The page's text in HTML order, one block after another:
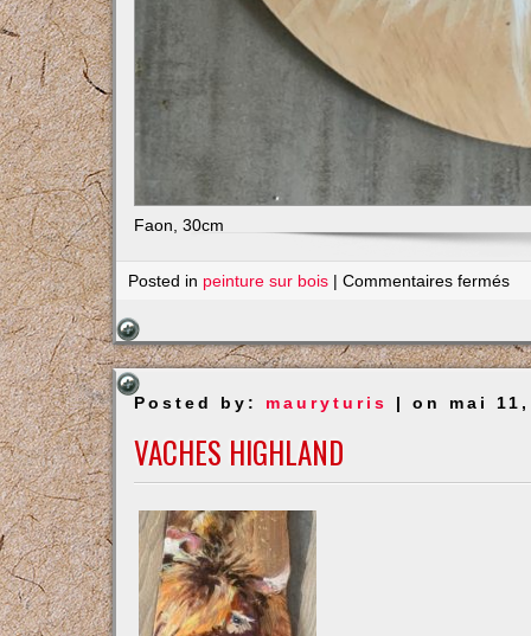
Faon, 30cm
Posted in peinture sur bois |Commentaires fermés
Posted by: mauryturis | on mai
VACHES HIGHLAND